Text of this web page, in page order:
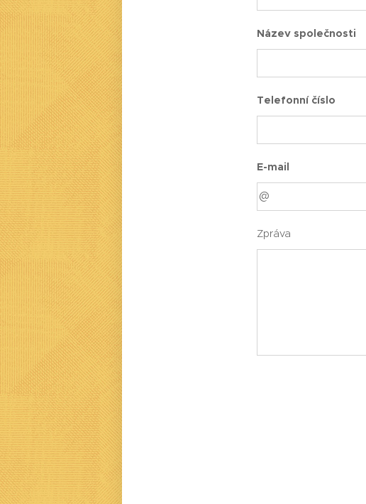
Název společnosti
Telefonní číslo
E-mail
Zpráva